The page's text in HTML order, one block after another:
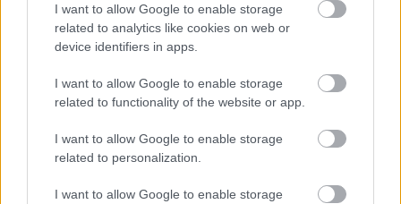
I want to allow Google to enable storage
related to analytics like cookies on web or
device identifiers in apps.
I want to allow Google to enable storage
related to functionality of the website or app.
I want to allow Google to enable storage
related to personalization.
I want to allow Google to enable storage
találkoztak vele, de a személyes ajánlásoknak is
fontos szerep jut: 32 százalékuknak barátok,
ismerősök meséltek róla. A digitális csatornák
szintén részesei az ital ismertségének: a kutatásban
megkérdezettek 16 százaléka influencereknél figyelt
fel az Espresso Martinire. Az ismertség tehát mind az
online, mind az offline térben növekszik, ami jól
mutatja, hogy a kávés koktélok a nemzetközi
trendekhez hasonlóan egyre nagyobb szerepet
töltenek be a magyar italkultúrában is.